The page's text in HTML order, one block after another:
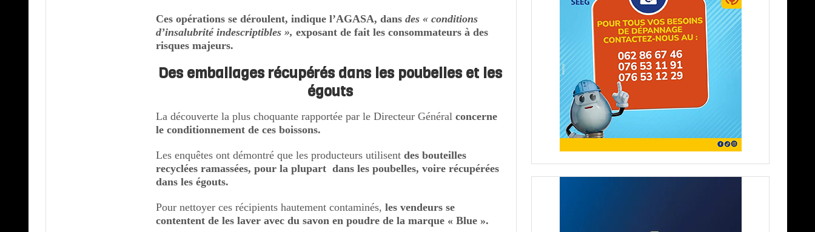
Ces opérations se déroulent, indique l’AGASA, dansdes « conditions
d’insalubrité indescriptibles », exposant de fait les consommateurs à des
risques majeurs.
Des emballages récupérés dans les poubelles et les
égouts
La découverte la plus choquante rapportée par le Directeur Généralconcerne
le conditionnement de ces boissons.
Les enquêtes ont démontré que les producteurs utilisentdes bouteilles
recyclées ramassées, pour la plupart dans les poubelles, voire récupérées
dans les égouts.
Pour nettoyer ces récipients hautement contaminés,les vendeurs se
contentent de les laver avec du savon en poudre de la marque « Blue ».